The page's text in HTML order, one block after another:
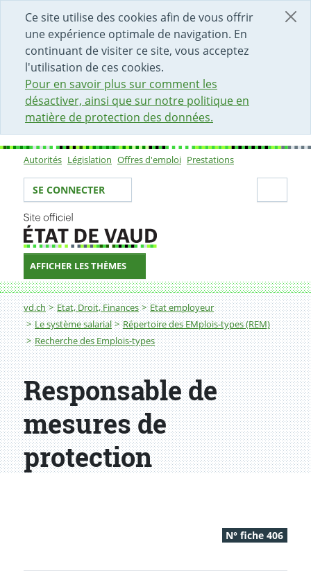
Ce site utilise des cookies afin de vous offrir
une expérience optimale de navigation. En
continuant de visiter ce site, vous acceptez
l'utilisation de ces cookies.
Pour en savoir plus sur comment les
désactiver, ainsi que sur notre politique en
matière de protection des données.
DÉBUT DU CONTENU DE LA PAGE
ACCÈS AU CHAMP DE RECHERCHE
PAGE D'ACCUEIL
FORMULAIRE DE CONTACT
Sous-navigation
Autorités Législation Offres d'emploi Prestations
Votre identité
SE CONNECTER
AFFICHER LES THÈMES
Fil d'Ariane
vd.ch Etat, Droit, Finances
Etat employeur
Le système salarial
Répertoire des EMplois-types (REM)
Recherche des Emplois-types
Responsable de mesures de protection
Responsable de
mesures de
protection
N° fiche 406